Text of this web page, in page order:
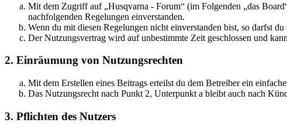
Mit dem Zugriff auf „Husqvarna - Forum“ (im Folgenden „das
nachfolgenden Regelungen einverstanden.
Wenn du mit diesen Regelungen nicht einverstanden bist, so darfst
Der Nutzungsvertrag wird auf unbestimmte Zeit geschlossen und
2. Einräumung von Nutzungsrechten
Mit dem Erstellen eines Beitrags erteilst du dem Betreiber ein
Das Nutzungsrecht nach Punkt 2, Unterpunkt a bleibt auch nach
3. Pflichten des Nutzers